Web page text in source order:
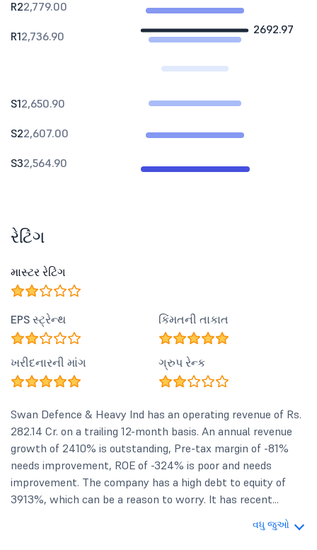
2692.97
R22,779.00
R12,736.90
S12,650.90
S22,607.00
S32,564.90
રેટિંગ
માસ્ટર રેટિંગ
EPS સ્ટ્રેન્થ કિંમતની તાકાત
ખરીદનારની માંગ ગ્રુપ રેન્ક
Swan Defence & Heavy Ind has an operating revenue of Rs.
282.14 Cr. on a trailing 12-month basis. An annual revenue
growth of 2410% is outstanding, Pre-tax margin of -81%
needs improvement, ROE of -324% is poor and needs
improvement. The company has a high debt to equity of
3913%, which can be a reason to worry. It has recent...
વધુ જુઓ